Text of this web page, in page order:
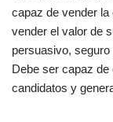
capaz de vender la
vender el valor de
persuasivo,
Debe ser capaz
candidatos y